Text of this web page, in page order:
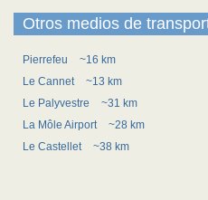
Otros medios de
Pierrefeu
~16 km
Le Cannet
~13 km
Le Palyvestre
~31 km
La Môle Airport
~28 km
Le Castellet
~38 km